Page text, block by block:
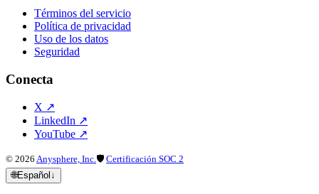
Términos del servicio
Política de privacidad
Uso de los datos
Seguridad
Conecta
X ↗
LinkedIn ↗
YouTube ↗
© 2026 Anysphere, Inc.🛡 Certificación SOC 2
🌐Español ↓